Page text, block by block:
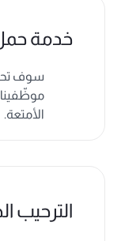
خدمة
سوف
الأمتعة.
الترحيب